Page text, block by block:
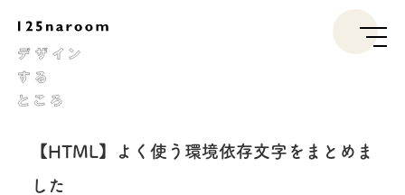
【HTML】よく使う環境依存文字をまとめま
した